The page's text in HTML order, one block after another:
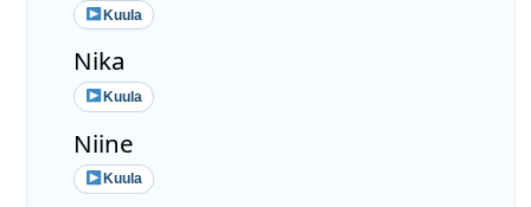
Kuula
Nika
Kuula
Niine
Kuula